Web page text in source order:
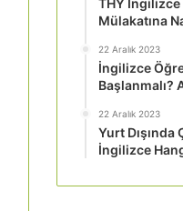
THY İngilizce
Mülakatına
22 Aralık 2023
İngilizce
Başlanmalı?
22 Aralık 2023
Yurt Dışında
İngilizce